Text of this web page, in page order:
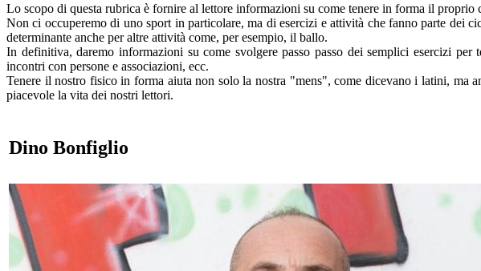
Lo scopo di questa rubrica è fornire al lettore informazioni su come tenere in forma il proprio
Non ci occuperemo di uno sport in particolare, ma di esercizi e attività che fanno parte
determinante anche per altre attività come, per esempio, il ballo.
In definitiva, daremo informazioni su come svolgere passo passo dei semplici esercizi
incontri con persone e associazioni, ecc.
Tenere il nostro fisico in forma aiuta non solo la nostra "mens", come dicevano i latini, ma
piacevole la vita dei nostri lettori.
Dino Bonfiglio